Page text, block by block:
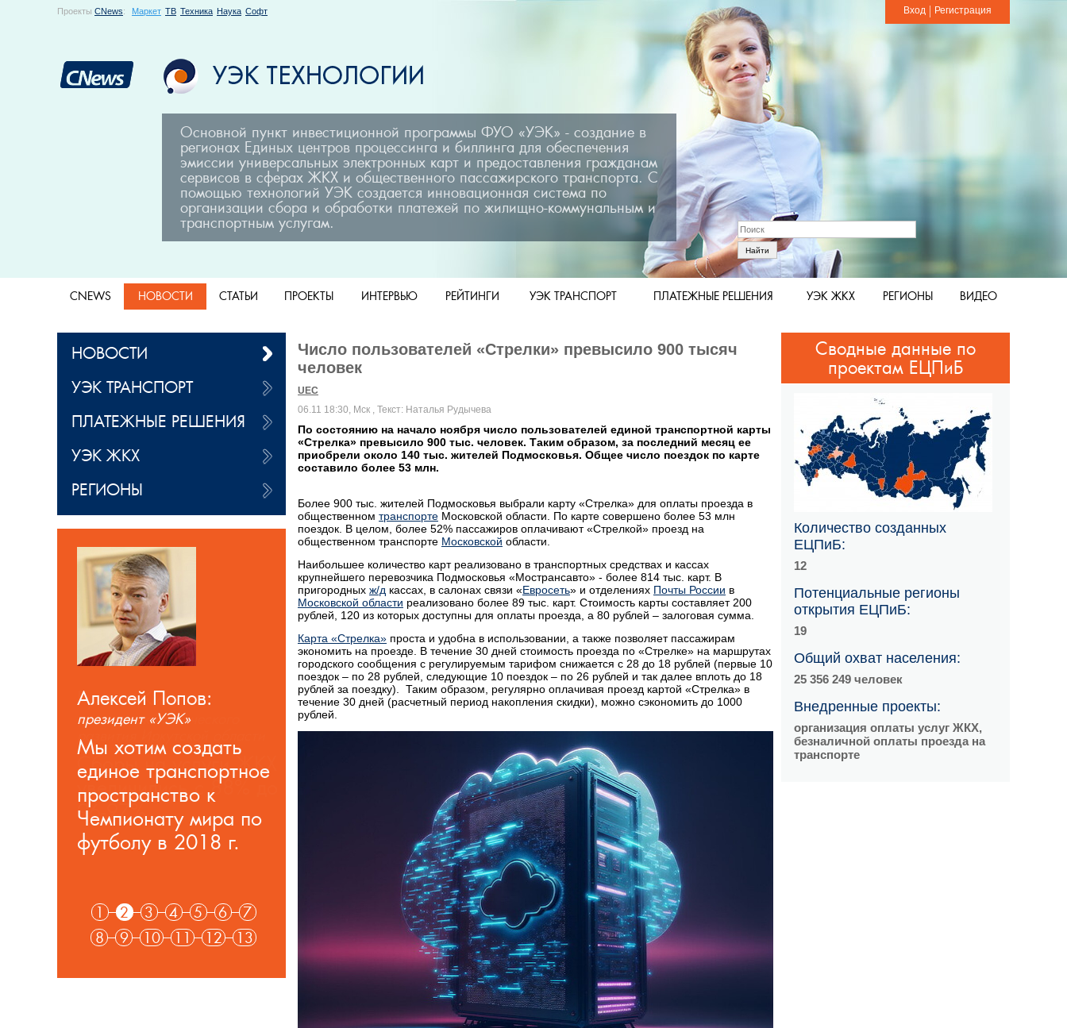
Вход Регистрация
Проекты CNews: Маркет ТВ Техника Наука Софт
Основной пункт инвестиционной программы ФУО «УЭК» - создание в
регионах Единых центров процессинга и биллинга для обеспечения
эмиссии универсальных электронных карт и предоставления гражданам
сервисов в сферах ЖКХ и общественного пассажирского транспорта. С
помощью технологий УЭК создается инновационная система по
организации сбора и обработки платежей по жилищно-коммунальным и
транспортным услугам.
CNEWS НОВОСТИ СТАТЬИ ПРОЕКТЫ ИНТЕРВЬЮ РЕЙТИНГИ УЭК ТРАНСПОРТ ПЛАТЕЖНЫЕ РЕШЕНИЯ УЭК ЖКХ РЕГИОНЫ ВИДЕО
Число пользователей «Стрелки» превысило 900 тысяч
человек
UEC
06.11 18:30, Мск , Текст: Наталья Рудычева
По состоянию на начало ноября число пользователей единой транспортной карты
«Стрелка» превысило 900 тыс. человек. Таким образом, за последний месяц ее
приобрели около 140 тыс. жителей Подмосковья. Общее число поездок по карте
составило более 53 млн.
Более 900 тыс. жителей Подмосковья выбрали карту «Стрелка» для оплаты проезда в
общественном транспорте Московской области. По карте совершено более 53 млн
поездок. В целом, более 52% пассажиров оплачивают «Стрелкой» проезд на
общественном транспорте Московской области.
Наибольшее количество карт реализовано в транспортных средствах и кассах
крупнейшего перевозчика Подмосковья «Мострансавто» - более 814 тыс. карт. В
пригородных ж/д кассах, в салонах связи «Евросеть» и отделениях Почты России в
Московской области реализовано более 89 тыс. карт. Стоимость карты составляет 200
рублей, 120 из которых доступны для оплаты проезда, а 80 рублей – залоговая сумма.
Карта «Стрелка» проста и удобна в использовании, а также позволяет пассажирам
экономить на проезде. В течение 30 дней стоимость проезда по «Стрелке» на маршрутах
городского сообщения с регулируемым тарифом снижается с 28 до 18 рублей (первые 10
поездок – по 28 рублей, следующие 10 поездок – по 26 рублей и так далее вплоть до 18
рублей за поездку). Таким образом, регулярно оплачивая проезд картой «Стрелка» в
течение 30 дней (расчетный период накопления скидки), можно сэкономить до 1000
рублей.
НОВОСТИ
УЭК ТРАНСПОРТ
ПЛАТЕЖНЫЕ РЕШЕНИЯ
УЭК ЖКХ
РЕГИОНЫ
Руслан Ким:
министр экономического
развития Иркутской области
Сборы на услуги ЖКХ
увеличились с 88% до
96-97%
1 2 3 4 5 6
7
8
9 10 11 12 13
Сводные данные по
проектам ЕЦПиБ
Количество созданных
ЕЦПиБ:
12
Потенциальные регионы
открытия ЕЦПиБ:
19
Общий охват населения:
25 356 249 человек
Внедренные проекты:
организация оплаты услуг ЖКХ,
безналичной оплаты проезда на
транспорте